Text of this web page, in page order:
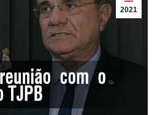
2021